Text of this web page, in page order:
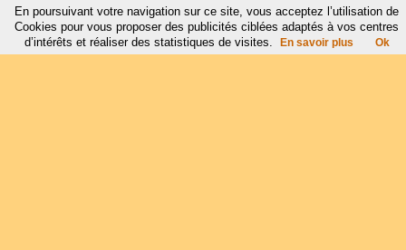
En poursuivant votre navigation sur ce site, vous acceptez l’utilisation de
Cookies pour vous proposer des publicités ciblées adaptés à vos centres
d’intérêts et réaliser des statistiques de visites.
En savoir plus Ok